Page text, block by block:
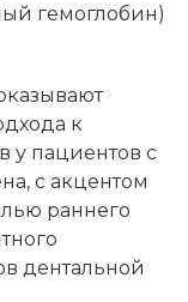
гемоглобин)
к
у пациентов с
с акцентом
раннего
дентальной